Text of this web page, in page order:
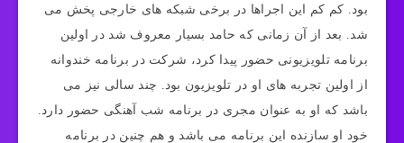
بود. کم کم این اجراها در برخی شبکه های خارجی پخش می
شد. بعد از آن زمانی که حامد بسیار معروف شد در اولین
برنامه تلویزیونی حضور پیدا کرد، شرکت در برنامه خندوانه
از اولین تجربه های او در تلویزیون بود. چند سالی نیز می
باشد که او به عنوان مجری در برنامه شب آهنگی حضور دارد.
خود او سازنده این برنامه می باشد و هم چنین در برنامه